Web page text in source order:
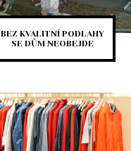
BEZ KVALITNÍ PODLAHY
SE DŮM NEOBEJDE